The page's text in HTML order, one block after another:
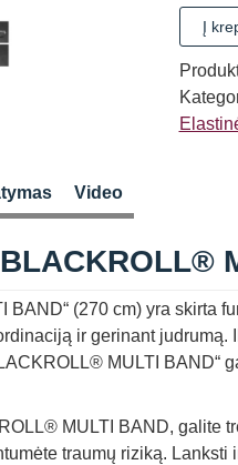
MULTI
Į
Video
BAND“ (270 cm) yra skirta
ir gerinant
MULTI BAND“
MULTI BAND, galite
traumų riziką.